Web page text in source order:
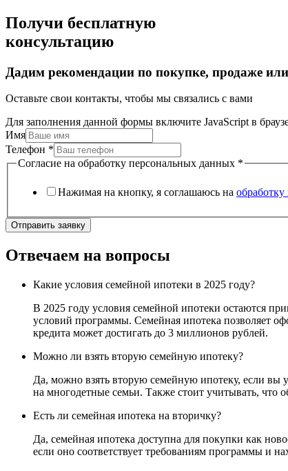
Получи бесплатную
консультацию
Дадим рекомендации по покупке, продаже
Оставьте свои контакты, чтобы мы связались с вами
Для заполнения данной формы включите JavaScript в
Имя
Телефон *
Согласие на обработку персональных данных *
Нажимая на кнопку, я соглашаюсь на
Отправить заявку
Отвечаем на вопросы
Какие условия семейной ипотеки в 2025 году?
В 2025 году условия семейной ипотеки остаются
условий программы. Семейная ипотека позволяет
кредита может достигать до 3 миллионов рублей.
Можно ли взять вторую семейную ипотеку?
Да, можно взять вторую семейную ипотеку, если вы
на многодетные семьи. Также стоит учитывать, что
Есть ли семейная ипотека на вторичку?
Да, семейная ипотека доступна для покупки как
если оно соответствует требованиям программы и